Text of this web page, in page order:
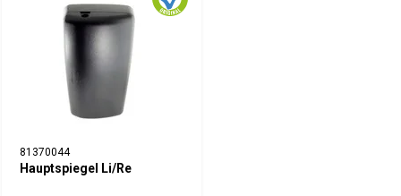
81370044
Hauptspiegel Li/Re